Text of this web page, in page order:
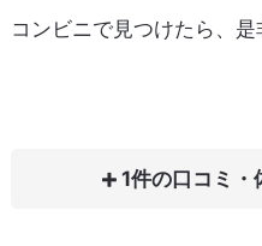
コンビニで見つけたら、是
1件の口コミ・